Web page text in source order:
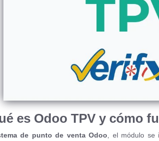
es Odoo TPV y cómo
de punto de venta Odoo , el módulo se